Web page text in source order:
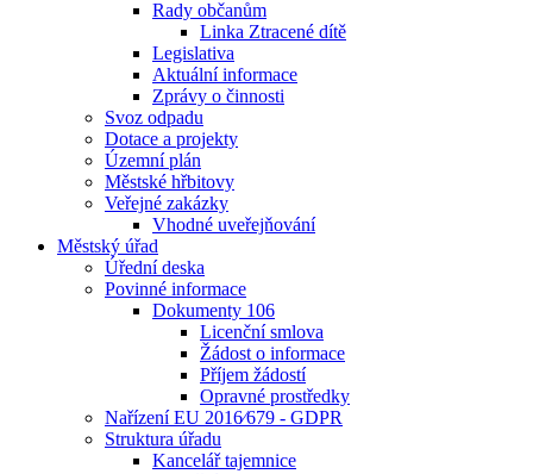
Rady občanům
Linka Ztracené dítě
Legislativa
Aktuální informace
Zprávy o činnosti
Svoz odpadu
Dotace a projekty
Územní plán
Městské hřbitovy
Veřejné zakázky
Vhodné uveřejňování
Městský úřad
Úřední deska
Povinné informace
Dokumenty 106
Licenční smlova
Žádost o informace
Příjem žádostí
Opravné prostředky
Nařízení EU 2016⁄679 - GDPR
Struktura úřadu
Kancelář tajemnice